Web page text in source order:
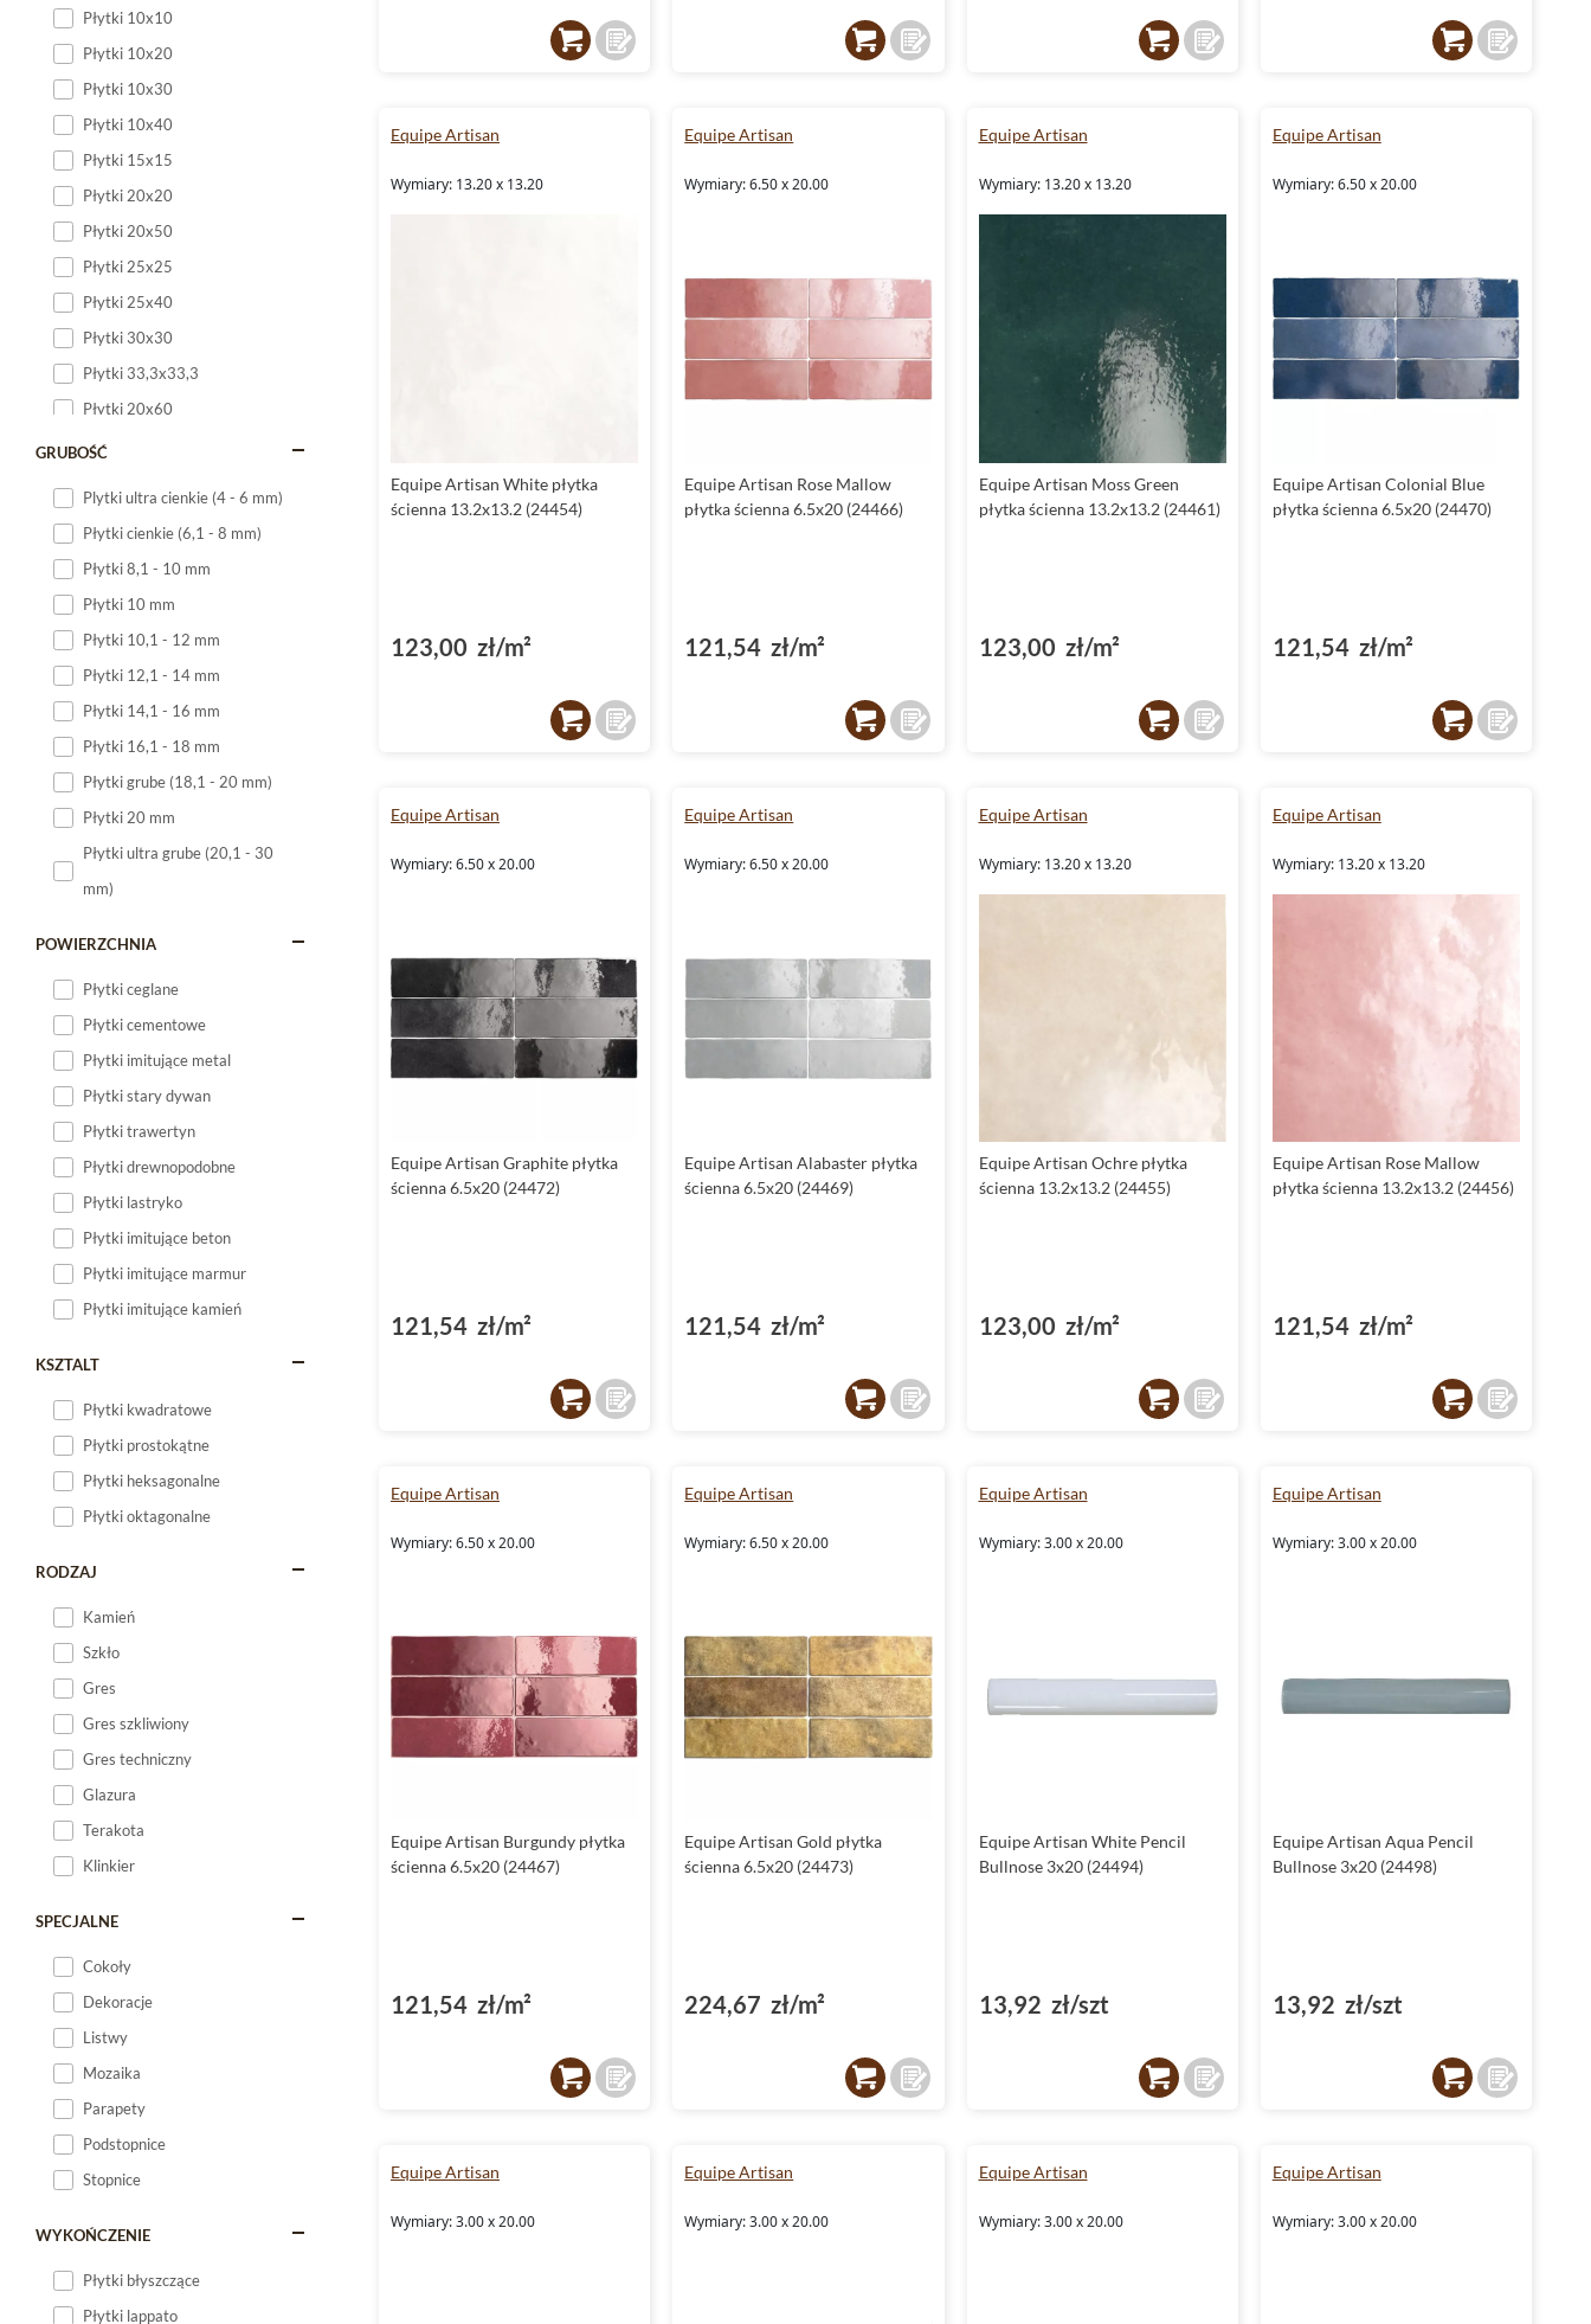
Płytki 10x10
Płytki 10x20
Płytki 10x30
Płytki 10x40
Płytki 15x15
Płytki 20x20
Płytki 20x50
Płytki 25x25
Płytki 25x40
Płytki 30x30
Płytki 33,3x33,3
Płytki 20x60
Płytki 20x120
Płytki małe
GRUBOŚĆ
Plytki ultra cienkie (4 - 6 mm)
Płytki cienkie (6,1 - 8 mm)
Płytki 8,1 - 10 mm
Płytki 10 mm
Płytki 10,1 - 12 mm
Płytki 12,1 - 14 mm
Płytki 14,1 - 16 mm
Płytki 16,1 - 18 mm
Płytki grube (18,1 - 20 mm)
Płytki 20 mm
Płytki ultra grube (20,1 - 30
mm)
POWIERZCHNIA
Płytki ceglane
Płytki cementowe
Płytki imitujące metal
Płytki stary dywan
Płytki trawertyn
Płytki drewnopodobne
Płytki lastryko
Płytki imitujące beton
Płytki imitujące marmur
Płytki imitujące kamień
KSZTALT
Płytki kwadratowe
Płytki prostokątne
Płytki heksagonalne
Płytki oktagonalne
RODZAJ
Kamień
Szkło
Gres
Gres szkliwiony
Gres techniczny
Glazura
Terakota
Klinkier
SPECJALNE
Cokoły
Dekoracje
Listwy
Mozaika
Parapety
Podstopnice
Stopnice
WYKOŃCZENIE
Płytki błyszczące
Płytki lappato
Equipe Artisan
Wymiary: 13.20 x 13.20
Equipe Artisan White płytka
ścienna 13.2x13.2 (24454)
123,00 zł/m²
Equipe Artisan
Wymiary: 6.50 x 20.00
Equipe Artisan Rose Mallow
płytka ścienna 6.5x20 (24466)
121,54 zł/m²
Equipe Artisan
Wymiary: 13.20 x 13.20
Equipe Artisan Moss Green
płytka ścienna 13.2x13.2 (24461)
123,00 zł/m²
Equipe Artisan
Wymiary: 6.50 x 20.00
Equipe Artisan Colonial Blue
płytka ścienna 6.5x20 (24470)
121,54 zł/m²
Equipe Artisan
Wymiary: 6.50 x 20.00
Equipe Artisan Graphite płytka
ścienna 6.5x20 (24472)
121,54 zł/m²
Equipe Artisan
Wymiary: 6.50 x 20.00
Equipe Artisan Alabaster płytka
ścienna 6.5x20 (24469)
121,54 zł/m²
Equipe Artisan
Wymiary: 13.20 x 13.20
Equipe Artisan Ochre płytka
ścienna 13.2x13.2 (24455)
123,00 zł/m²
Equipe Artisan
Wymiary: 13.20 x 13.20
Equipe Artisan Rose Mallow
płytka ścienna 13.2x13.2 (24456)
121,54 zł/m²
Equipe Artisan
Wymiary: 6.50 x 20.00
Equipe Artisan Burgundy płytka
ścienna 6.5x20 (24467)
121,54 zł/m²
Equipe Artisan
Wymiary: 6.50 x 20.00
Equipe Artisan Gold płytka
ścienna 6.5x20 (24473)
224,67 zł/m²
Equipe Artisan
Wymiary: 3.00 x 20.00
Equipe Artisan White Pencil
Bullnose 3x20 (24494)
13,92 zł/szt
Equipe Artisan
Wymiary: 3.00 x 20.00
Equipe Artisan Aqua Pencil
Bullnose 3x20 (24498)
13,92 zł/szt
Equipe Artisan
Wymiary: 3.00 x 20.00
Equipe Artisan
Wymiary: 3.00 x 20.00
Equipe Artisan
Wymiary: 3.00 x 20.00
Equipe Artisan
Wymiary: 3.00 x 20.00